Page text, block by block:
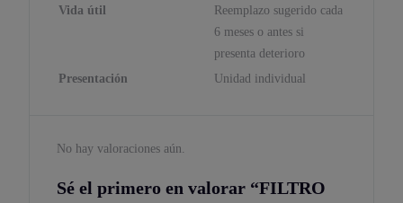
Vida útil
Reemplazo sugerido cada
6 meses o antes si
presenta deterioro
Presentación
Unidad individual
No hay valoraciones aún.
Sé el primero en valorar “FILTRO